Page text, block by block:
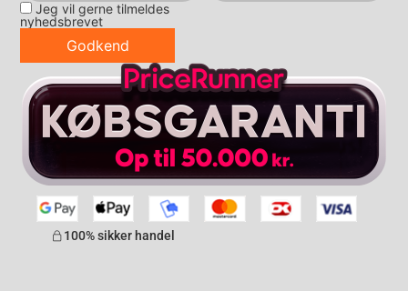
Jeg vil gerne tilmeldes
nyhedsbrevet
Godkend
100% sikker handel